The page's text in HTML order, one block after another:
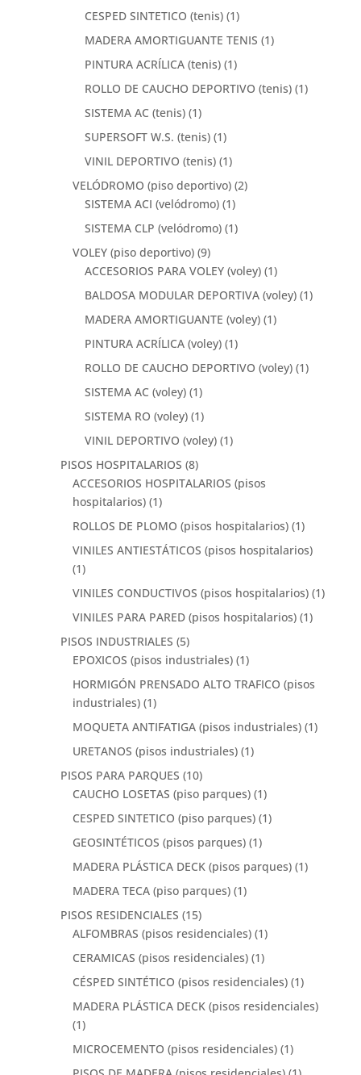
CESPED SINTETICO (tenis) (1)
MADERA AMORTIGUANTE TENIS (1)
PINTURA ACRÍLICA (tenis) (1)
ROLLO DE CAUCHO DEPORTIVO (tenis) (1)
SISTEMA AC (tenis) (1)
SUPERSOFT W.S. (tenis) (1)
VINIL DEPORTIVO (tenis) (1)
VELÓDROMO (piso deportivo) (2)
SISTEMA ACI (velódromo) (1)
SISTEMA CLP (velódromo) (1)
VOLEY (piso deportivo) (9)
ACCESORIOS PARA VOLEY (voley) (1)
BALDOSA MODULAR DEPORTIVA (voley) (1)
MADERA AMORTIGUANTE (voley) (1)
PINTURA ACRÍLICA (voley) (1)
ROLLO DE CAUCHO DEPORTIVO (voley) (1)
SISTEMA AC (voley) (1)
SISTEMA RO (voley) (1)
VINIL DEPORTIVO (voley) (1)
PISOS HOSPITALARIOS (8)
ACCESORIOS HOSPITALARIOS (pisos
hospitalarios) (1)
ROLLOS DE PLOMO (pisos hospitalarios) (1)
VINILES ANTIESTÁTICOS (pisos hospitalarios)
(1)
VINILES CONDUCTIVOS (pisos hospitalarios) (1)
VINILES PARA PARED (pisos hospitalarios) (1)
PISOS INDUSTRIALES (5)
EPOXICOS (pisos industriales) (1)
HORMIGÓN PRENSADO ALTO TRAFICO (pisos
industriales) (1)
MOQUETA ANTIFATIGA (pisos industriales) (1)
URETANOS (pisos industriales) (1)
PISOS PARA PARQUES (10)
CAUCHO LOSETAS (piso parques) (1)
CESPED SINTETICO (piso parques) (1)
GEOSINTÉTICOS (pisos parques) (1)
MADERA PLÁSTICA DECK (pisos parques) (1)
MADERA TECA (piso parques) (1)
PISOS RESIDENCIALES (15)
ALFOMBRAS (pisos residenciales) (1)
CERAMICAS (pisos residenciales) (1)
CÉSPED SINTÉTICO (pisos residenciales) (1)
MADERA PLÁSTICA DECK (pisos residenciales)
(1)
MICROCEMENTO (pisos residenciales) (1)